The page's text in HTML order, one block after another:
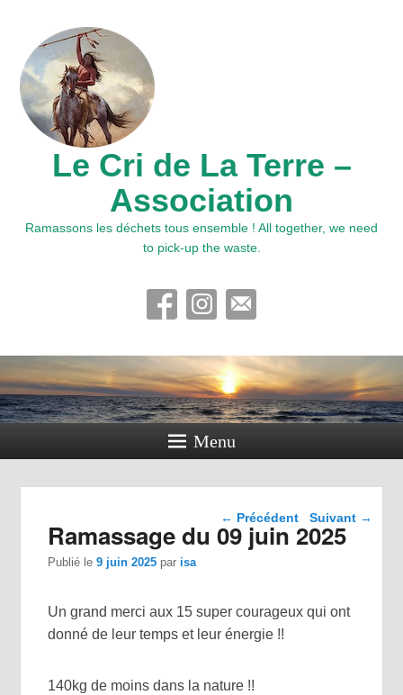
Le Cri de La Terre –
Association
Ramassons les déchets tous ensemble ! All together, we need
to pick-up the waste.
Menu
Navigation dans les
articles
← Précédent Suivant →
Ramassage du 09 juin 2025
Publié le9 juin 2025 par isa
Un grand merci aux 15 super courageux qui ont
donné de leur temps et leur énergie !!
140kg de moins dans la nature !!